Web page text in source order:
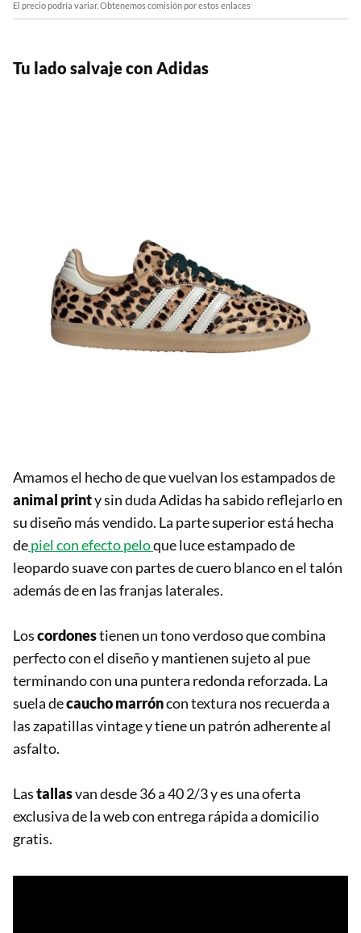
El precio podría variar. Obtenemos comisión por estos enlaces
Tu lado salvaje con Adidas
Amamos el hecho de que vuelvan los estampados de
animal printy sin duda Adidas ha sabido reflejarlo en
su diseño más vendido. La parte superior está hecha
depiel con efecto peloque luce estampado de
leopardo suave con partes de cuero blanco en el talón
además de en las franjas laterales.
Loscordonestienen un tono verdoso que combina
perfecto con el diseño y mantienen sujeto al pue
terminando con una puntera redonda reforzada. La
suela decaucho marróncon textura nos recuerda a
las zapatillas vintage y tiene un patrón adherente al
asfalto.
Lastallasvan desde 36 a 40 2/3 y es una oferta
exclusiva de la web con entrega rápida a domicilio
gratis.